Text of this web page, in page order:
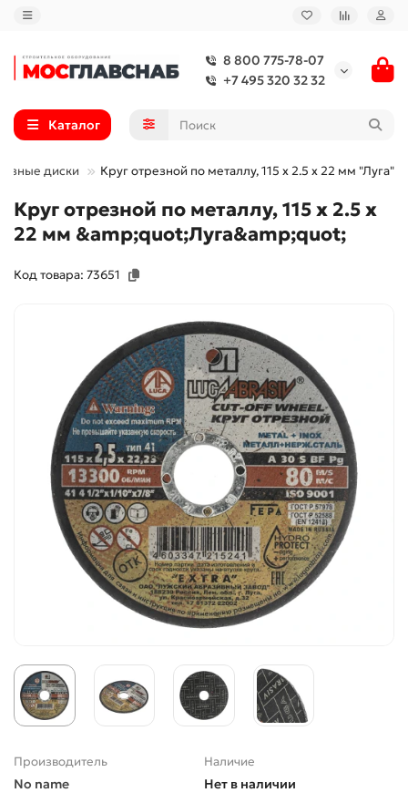
8 800 775-78-07
+7 495 320 32 32
Каталог
диски Круг отрезной по металлу, 115 х 2.5 х 22 мм "Луга"
Круг отрезной по металлу, 115 х 2.5 х
22 мм &amp;quot;Луга&amp;quot;
Код товара: 73651
Производитель
No name
Наличие
Нет в наличии